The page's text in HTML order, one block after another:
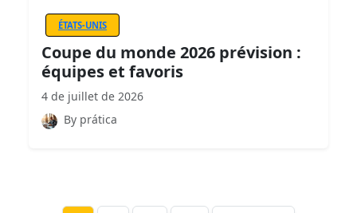
ÉTATS-UNIS
Coupe du monde 2026 prévision :
équipes et favoris
4 de juillet de 2026
By prática